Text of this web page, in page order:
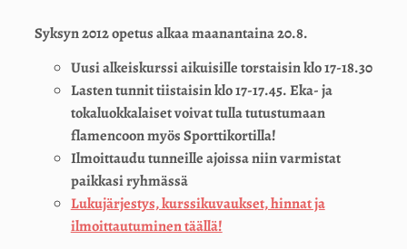
Syksyn 2012 opetus alkaa maanantaina 20.8.
Uusi alkeiskurssi aikuisille torstaisin klo 17-18.30
Lasten tunnit tiistaisin klo 17-17.45. Eka- ja
tokaluokkalaiset voivat tulla tutustumaan
flamencoon myös Sporttikortilla!
Ilmoittaudu tunneille ajoissa niin varmistat
paikkasi ryhmässä
Lukujärjestys, kurssikuvaukset, hinnat ja
ilmoittautuminen täällä!